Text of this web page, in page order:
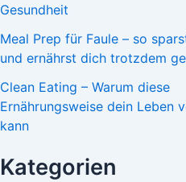
Gesundheit
Meal Prep für Faule – so
und ernährst dich trotzdem
Clean Eating – Warum diese
Ernährungsweise dein Leben
kann
Kategorien